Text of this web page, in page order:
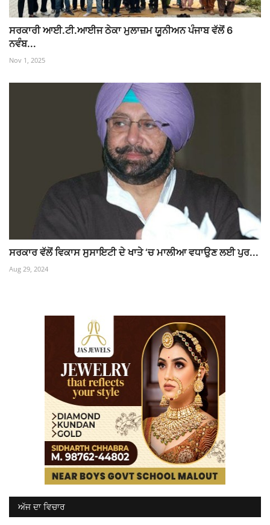
ਸਰਕਾਰੀ ਆਈ.ਟੀ.ਆਈਜ ਠੇਕਾ ਮੁਲਾਜ਼ਮ ਯੂਨੀਅਨ ਪੰਜਾਬ ਵੱਲੋਂ 6
ਨਵੰਬ...
Nov 1, 2025
ਸਰਕਾਰ ਵੱਲੋਂ ਵਿਕਾਸ ਸੁਸਾਇਟੀ ਦੇ ਖਾਤੇ ‘ਚ ਮਾਲੀਆ ਵਧਾਉਣ ਲਈ ਪੁਰ...
Aug 29, 2024
ਅੱਜ ਦਾ ਵਿਚਾਰ